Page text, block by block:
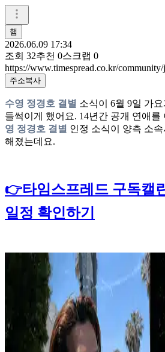
햄
2026.06.09 17:34
조회 32추천 0스크랩 0
https://www.timespread.co.kr/
주소복사
수영 정경호 결별 소식이 6월 9일 가
들썩이게 했어요. 14년간 공개 연애를
영 정경호 결별 인정 소식이 양측 소
해졌는데요.
👉타임스프레드 구독캘
일정 확인하기